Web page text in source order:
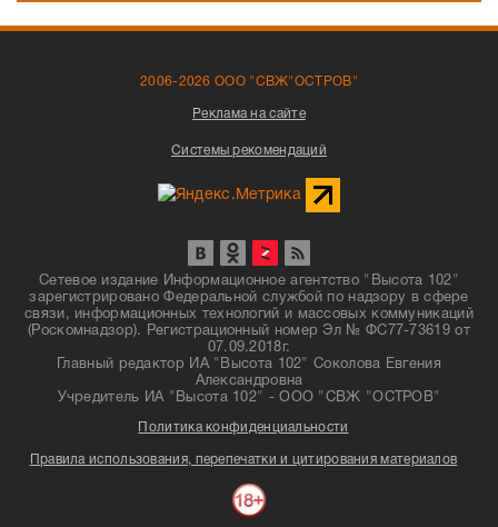
2006-2026 ООО "СВЖ"ОСТРОВ"
Реклама на сайте
Системы рекомендаций
Сетевое издание Информационное агентство "Высота 102"
зарегистрировано Федеральной службой по надзору в сфере
связи, информационных технологий и массовых коммуникаций
(Роскомнадзор). Регистрационный номер Эл № ФС77-73619 от
07.09.2018г.
Главный редактор ИА "Высота 102" Соколова Евгения
Александровна
Учредитель ИА "Высота 102" - ООО "СВЖ "ОСТРОВ"
Политика конфиденциальности
Правила использования, перепечатки и цитирования материалов